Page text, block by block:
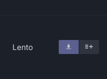
Lento